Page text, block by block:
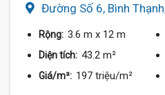
Đường Số 6, Bình
Rộng: 3.6 m x 12 m
Diện tích: 43.2 m²
Giá/m²: 197 triệu/m²